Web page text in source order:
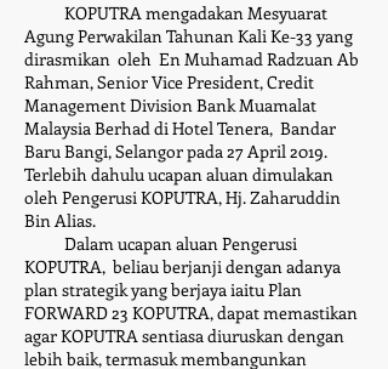
KOPUTRA mengadakan Mesyuarat
Agung Perwakilan Tahunan Kali Ke-33 yang
dirasmikan oleh En Muhamad Radzuan Ab
Rahman, Senior Vice President, Credit
Management Division Bank Muamalat
Malaysia Berhaddi Hotel Tenera, Bandar
Baru Bangi, Selangor pada 27 April 2019.
Terlebih dahulu ucapan aluan dimulakan
oleh Pengerusi KOPUTRA, Hj. Zaharuddin
Bin Alias.
​ Dalam ucapan aluan Pengerusi
KOPUTRA, beliau berjanji dengan adanya
plan strategik yang berjaya iaitu Plan
FORWARD 23 KOPUTRA, dapat memastikan
agar KOPUTRA sentiasa diuruskan dengan
lebih baik, termasuk membangunkan